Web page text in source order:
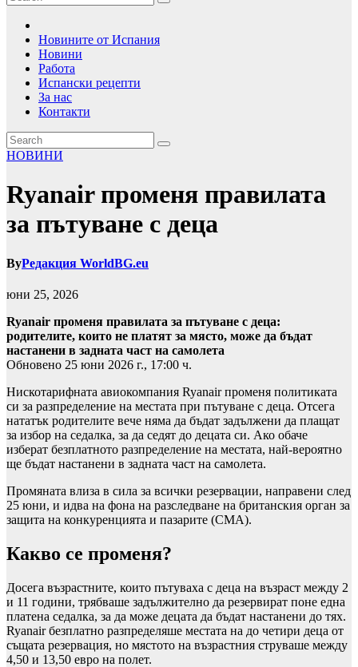
Новините от Испания
Новини
Работа
Испански рецепти
За нас
Контакти
НОВИНИ
Ryanair променя правилата
за пътуване с деца
ByРедакция WorldBG.eu
юни 25, 2026
Ryanair променя правилата за пътуване с деца:
родителите, които не платят за място, може да бъдат
настанени в задната част на самолета
Обновено 25 юни 2026 г., 17:00 ч.
Нискотарифната авиокомпания Ryanair променя политиката
си за разпределение на местата при пътуване с деца. Отсега
нататък родителите вече няма да бъдат задължени да плащат
за избор на седалка, за да седят до децата си. Ако обаче
изберат безплатното разпределение на местата, най-вероятно
ще бъдат настанени в задната част на самолета.
Промяната влиза в сила за всички резервации, направени след
25 юни, и идва на фона на разследване на британския орган за
защита на конкуренцията и пазарите (CMA).
Какво се променя?
Досега възрастните, които пътуваха с деца на възраст между 2
и 11 години, трябваше задължително да резервират поне една
платена седалка, за да може децата да бъдат настанени до тях.
Ryanair безплатно разпределяше местата на до четири деца от
същата резервация, но мястото на възрастния струваше между
4,50 и 13,50 евро на полет.